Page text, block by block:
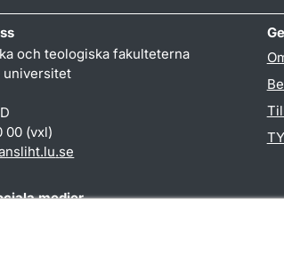
och teologiska fakulteterna
universitet
00 (vxl)
.se
medier